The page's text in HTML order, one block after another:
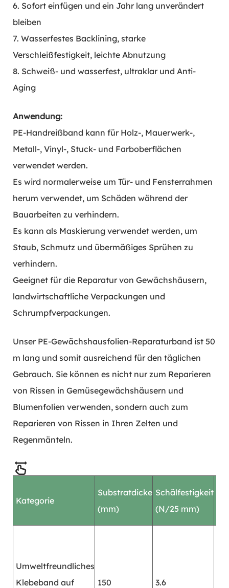
6. Sofort einfügen und ein Jahr lang unverändert
bleiben
7. Wasserfestes Backlining, starke
Verschleißfestigkeit, leichte Abnutzung
8. Schweiß- und wasserfest, ultraklar und Anti-
Aging
Anwendung:
PE-Handreißband kann für Holz-, Mauerwerk-,
Metall-, Vinyl-, Stuck- und Farboberflächen
verwendet werden.
Es wird normalerweise um Tür- und Fensterrahmen
herum verwendet, um Schäden während der
Bauarbeiten zu verhindern.
Es kann als Maskierung verwendet werden, um
Staub, Schmutz und übermäßiges Sprühen zu
verhindern.
Geeignet für die Reparatur von Gewächshäusern,
landwirtschaftliche Verpackungen und
Schrumpfverpackungen.
Unser PE-Gewächshausfolien-Reparaturband ist 50
m lang und somit ausreichend für den täglichen
Gebrauch. Sie können es nicht nur zum Reparieren
von Rissen in Gemüsegewächshäusern und
Blumenfolien verwenden, sondern auch zum
Reparieren von Rissen in Ihren Zelten und
Regenmänteln.
Kategorie
Substratdicke
(mm)
Schälfestigkeit
(N/25 mm)
Umweltfreundliches
Klebeband auf
150 3.6